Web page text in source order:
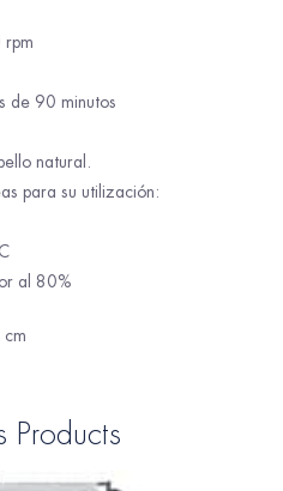
rpm
de 90 minutos
natural.
para su utilización:
al 80%
Products